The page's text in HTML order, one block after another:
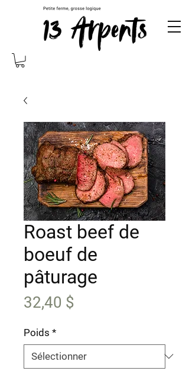
Roast beef de
boeuf de
pâturage
32,40 $
Poids *